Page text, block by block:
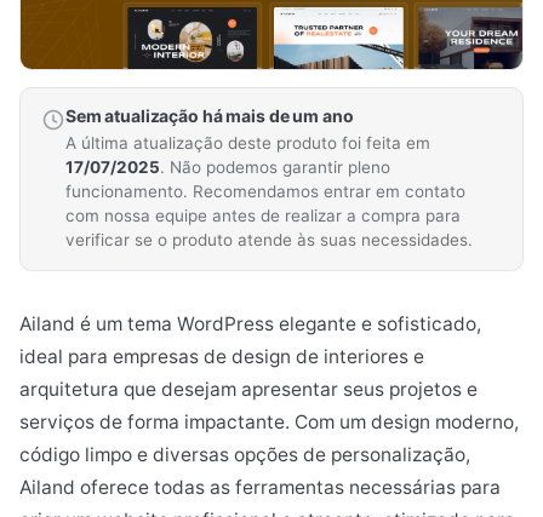
Sem atualização há mais de um ano
A última atualização deste produto foi feita em
17/07/2025. Não podemos garantir pleno
funcionamento. Recomendamos entrar em contato
com nossa equipe antes de realizar a compra para
verificar se o produto atende às suas necessidades.
Ailand é um tema WordPress elegante e sofisticado,
ideal para empresas de design de interiores e
arquitetura que desejam apresentar seus projetos e
serviços de forma impactante. Com um design moderno,
código limpo e diversas opções de personalização,
Ailand oferece todas as ferramentas necessárias para